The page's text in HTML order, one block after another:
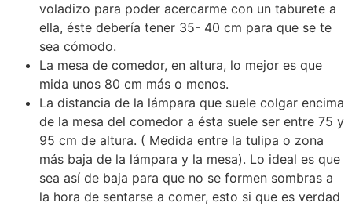
voladizo para poder acercarme con un taburete a
ella, éste debería tener 35- 40 cm para que se te
sea cómodo.
La mesa de comedor, en altura, lo mejor es que
mida unos 80 cm más o menos.
La distancia de la lámpara que suele colgar encima
de la mesa del comedor a ésta suele ser entre 75 y
95 cm de altura. ( Medida entre la tulipa o zona
más baja de la lámpara y la mesa). Lo ideal es que
sea así de baja para que no se formen sombras a
la hora de sentarse a comer, esto si que es verdad